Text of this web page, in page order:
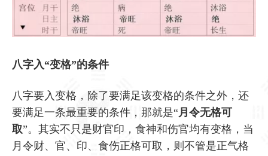
八字入“变格”的条件
八字要入变格，除了要满足该变格的条件之外，还
要满足一条最重要的条件，那就是“月令无格可
取”。其实不只是财官印，食神和伤官均有变格，当
月令财、官、印、食伤正格可取，则不管是正气格